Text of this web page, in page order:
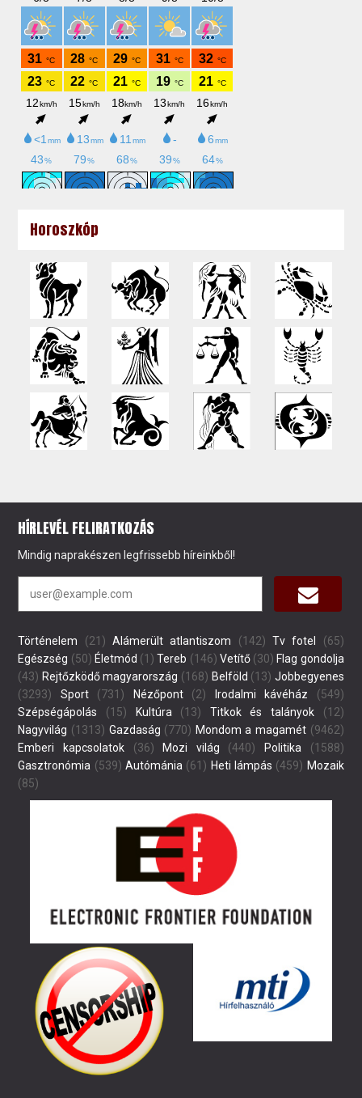
Horoszkóp
HÍRLEVÉL FELIRATKOZÁS
Mindig naprakészen legfrissebb híreinkből!
Történelem (21) Alámerült atlantiszom (142) Tv fotel
(65)
Egészség (50) Életmód (1) Tereb (146) Vetítő(30) Flag gondolja
(43) Rejtőzködő magyarország (168) Belföld (13) Jobbegyenes
(3293)
Sport(731) Nézőpont(2) Irodalmi kávéház (549)
Szépségápolás (15) Kultúra (13) Titkok és talányok (12)
Nagyvilág (1313) Gazdaság (770) Mondom a magamét (9462)
Emberi kapcsolatok (36) Mozi világ (440) Politika (1588)
Gasztronómia (539) Autómánia (61) Heti lámpás (459) Mozaik
(85)